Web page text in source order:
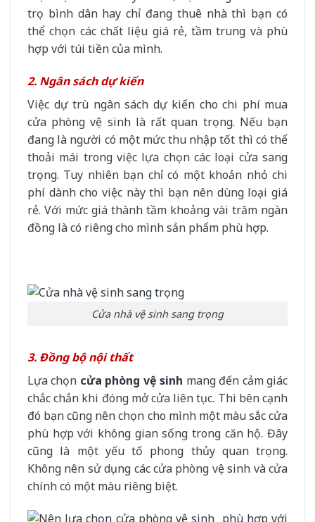
trọ bình dân hay chỉ đang thuê nhà thì bạn có
thể chọn các chất liệu giá rẻ, tầm trung và phù
hợp với túi tiền của mình.
2. Ngân sách dự kiến
Việc dự trù ngân sách dự kiến cho chi phí mua
cửa phòng vệ sinh là rất quan trọng. Nếu bạn
đang là người có một mức thu nhập tốt thì có thể
thoải mái trong việc lựa chọn các loại cửa sang
trọng. Tuy nhiên bạn chỉ có một khoản nhỏ chi
phí dành cho việc này thì bạn nên dùng loại giá
rẻ. Với mức giá thành tầm khoảng vài trăm ngàn
đồng là có riêng cho mình sản phẩm phù hợp.
Cửa nhà vệ sinh sang trọng
3. Đồng bộ nội thất
Lựa chọn cửa phòng vệ sinh mang đến cảm giác
chắc chắn khi đóng mở cửa liên tục. Thì bên cạnh
đó bạn cũng nên chọn cho mình một màu sắc cửa
phù hợp với không gian sống trong căn hộ. Đây
cũng là một yếu tố phong thủy quan trọng.
Không nên sử dụng các cửa phòng vệ sinh và cửa
chính có một màu riêng biệt.